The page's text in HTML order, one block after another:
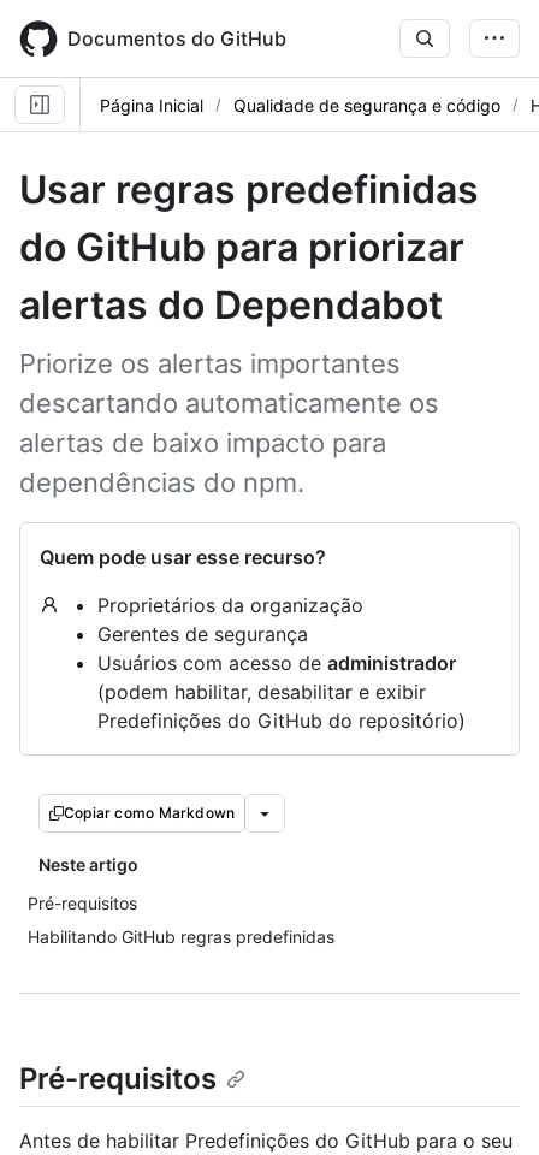
main
content
Documentos do GitHub
Página Inicial Qualidade de segurança e código
Usar regras predefinidas
do GitHub para priorizar
alertas do Dependabot
Priorize os alertas importantes
descartando automaticamente os
alertas de baixo impacto para
dependências do npm.
Quem pode usar esse recurso?
Proprietários da organização
Gerentes de segurança
Usuários com acesso de administrador
(podem habilitar, desabilitar e exibir
Predefinições do GitHub do repositório)
Copiar como Markdown
Neste artigo
Pré-requisitos
Habilitando GitHub regras predefinidas
Pré-requisitos
Antes de habilitar Predefinições do GitHub para o seu